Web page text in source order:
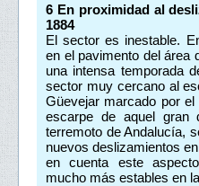
6 En proximidad al
1884
El sector es inestable.
en el pavimento del área
una intensa temporada
sector muy cercano al
Güevejar marcado por
escarpe de aquel gran
terremoto de Andalucía,
nuevos deslizamientos
en cuenta este
mucho más estables en